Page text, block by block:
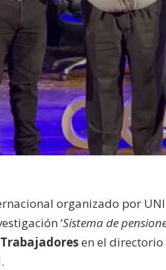
organizado por UNI
‘Sistema de
en el directorio